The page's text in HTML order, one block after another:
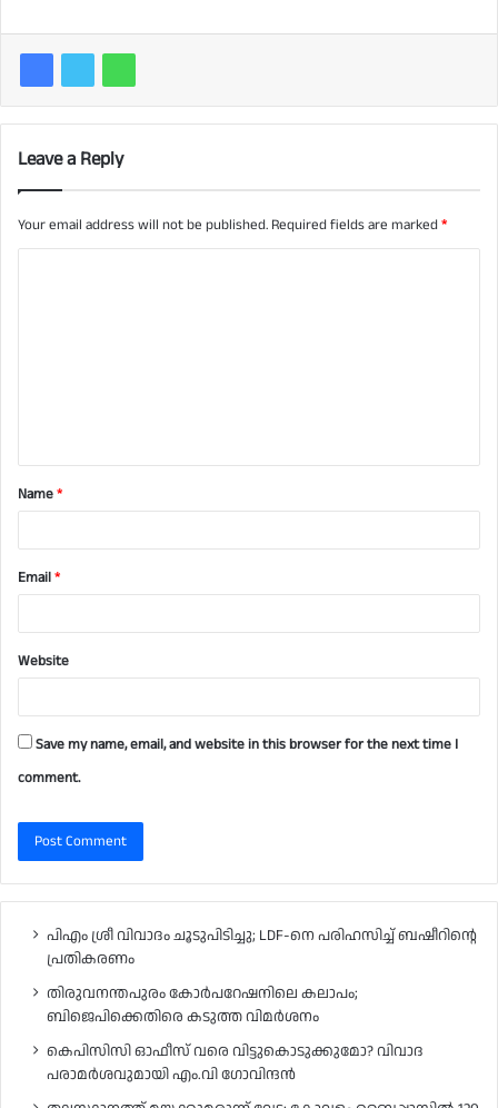
Leave a Reply
Your email address will not be published. Required fields are marked*
t
*Name*
Email*
Website
Save my name, email, and website in this browser for the next time I
comment.
പിഎം ശ്രീ വിവാദം ചൂടുപിടിച്ചു; LDF-നെ പരിഹസിച്ച് ബഷീറിന്റെ
പ്രതികരണം
തിരുവനന്തപുരം കോർപറേഷനിലെ കലാപം;
ബിജെപിക്കെതിരെ കടുത്ത വിമർശനം
കെപിസിസി ഓഫീസ് വരെ വിട്ടുകൊടുക്കുമോ? വിവാദ
പരാമർശവുമായി എം.വി ഗോവിന്ദൻ